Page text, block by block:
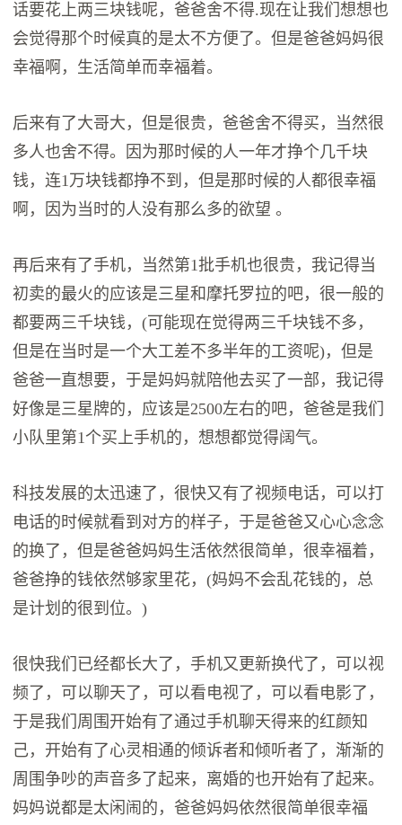
话要花上两三块钱呢，爸爸舍不得.现在让我们想想也
会觉得那个时候真的是太不方便了。但是爸爸妈妈很
幸福啊，生活简单而幸福着。
后来有了大哥大，但是很贵，爸爸舍不得买，当然很
多人也舍不得。因为那时候的人一年才挣个几千块
钱，连1万块钱都挣不到，但是那时候的人都很幸福
啊，因为当时的人没有那么多的欲望 。
再后来有了手机，当然第1批手机也很贵，我记得当
初卖的最火的应该是三星和摩托罗拉的吧，很一般的
都要两三千块钱，(可能现在觉得两三千块钱不多，
但是在当时是一个大工差不多半年的工资呢)，但是
爸爸一直想要，于是妈妈就陪他去买了一部，我记得
好像是三星牌的，应该是2500左右的吧，爸爸是我们
小队里第1个买上手机的，想想都觉得阔气。
科技发展的太迅速了，很快又有了视频电话，可以打
电话的时候就看到对方的样子，于是爸爸又心心念念
的换了，但是爸爸妈妈生活依然很简单，很幸福着，
爸爸挣的钱依然够家里花，(妈妈不会乱花钱的，总
是计划的很到位。)
很快我们已经都长大了，手机又更新换代了，可以视
频了，可以聊天了，可以看电视了，可以看电影了，
于是我们周围开始有了通过手机聊天得来的红颜知
己，开始有了心灵相通的倾诉者和倾听者了，渐渐的
周围争吵的声音多了起来，离婚的也开始有了起来。
妈妈说都是太闲闹的，爸爸妈妈依然很简单很幸福